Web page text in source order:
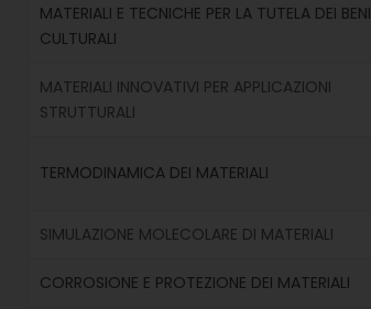
MATERIALI E TECNICHE PER LA TUTELA DEI BENI
CULTURALI
MATERIALI INNOVATIVI PER APPLICAZIONI
STRUTTURALI
TERMODINAMICA DEI MATERIALI
SIMULAZIONE MOLECOLARE DI MATERIALI
CORROSIONE E PROTEZIONE DEI MATERIALI